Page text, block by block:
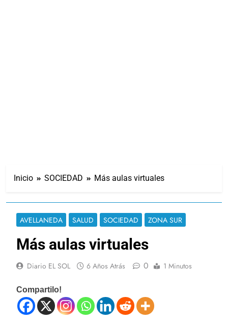
Inicio SOCIEDAD Más aulas virtuales
AVELLANEDA SALUD SOCIEDAD ZONA SUR
Más aulas virtuales
Diario EL SOL 6 Años Atrás 0 1 Minutos
Compartilo!